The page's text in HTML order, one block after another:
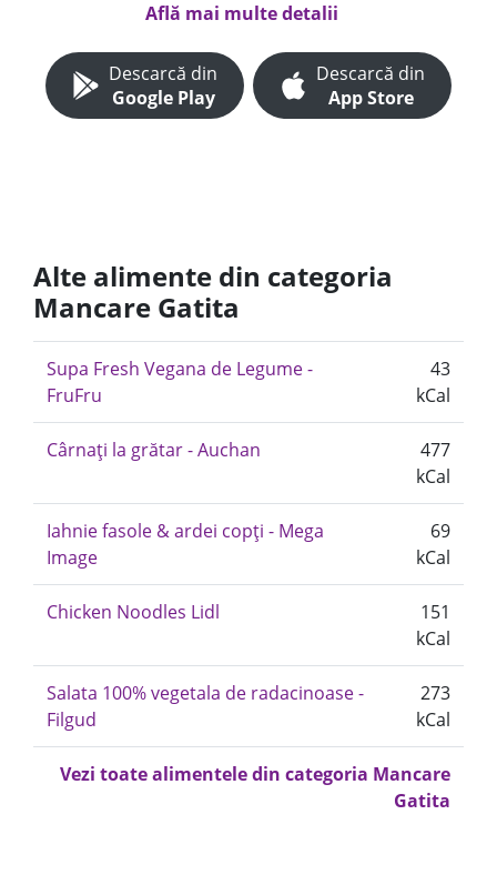
Află mai multe detalii
Descarcă din
Google Play
Descarcă din
App Store
Alte alimente din categoria
Mancare Gatita
Supa Fresh Vegana de Legume -
FruFru
43
kCal
Cârnați la grătar - Auchan
477
kCal
Iahnie fasole & ardei copți - Mega
Image
69
kCal
Chicken Noodles Lidl
151
kCal
Salata 100% vegetala de radacinoase -
Filgud
273
kCal
Vezi toate alimentele din categoria Mancare
Gatita